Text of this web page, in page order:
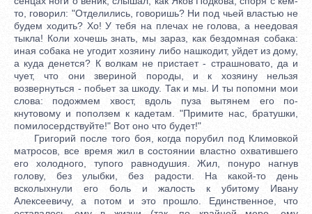
то, говорил: "Отделились, говоришь? Ни под чьей властью не
будем ходить? Хо! У тебя на плечах не голова, а неедовая
тыкла! Коли хочешь знать, мы зараз, как бездомная собака:
иная собака не угодит хозяину либо нашкодит, уйдет из дому,
а куда денется? К волкам не пристает - страшновато, да и
чует, что они звериной породы, и к хозяину нельзя
возвернуться - побьет за шкоду. Так и мы. И ты попомни мои
слова: подожмем хвост, вдоль пуза вытянем его по-
кнутовому и поползем к кадетам. "Примите нас, братушки,
помилосердствуйте!" Вот оно что будет!"
Григорий после того боя, когда порубил под Климовкой
матросов, все время жил в состоянии властно охватившего
его холодного, тупого равнодушия. Жил, понуро нагнув
голову, без улыбки, без радости. На какой-то день
всколыхнули его боль и жалость к убитому Ивану
Алексеевичу, а потом и это прошло. Единственное, что